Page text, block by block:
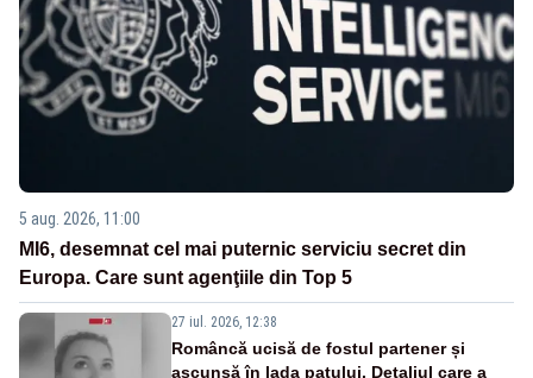
5 aug. 2026, 11:00
MI6, desemnat cel mai puternic serviciu secret din
Europa. Care sunt agenţiile din Top 5
27 iul. 2026, 12:38
Româncă ucisă de fostul partener și
ascunsă în lada patului. Detaliul care a